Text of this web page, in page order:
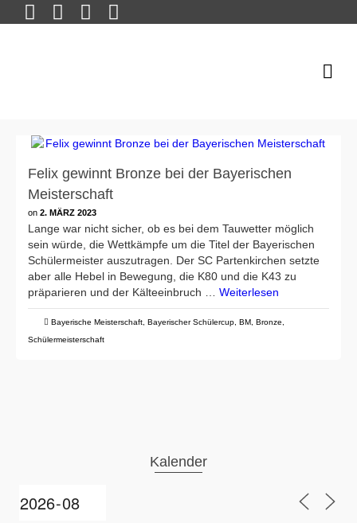
Felix gewinnt Bronze bei der Bayerischen
Meisterschaft
on 2. MÄRZ 2023
Lange war nicht sicher, ob es bei dem Tauwetter möglich
sein würde, die Wettkämpfe um die Titel der Bayerischen
Schülermeister auszutragen. Der SC Partenkirchen setzte
aber alle Hebel in Bewegung, die K80 und die K43 zu
präparieren und der Kälteeinbruch … Weiterlesen
Bayerische Meisterschaft Bayerischer Schülercup BM Bronze
Schülermeisterschaft
Kalender